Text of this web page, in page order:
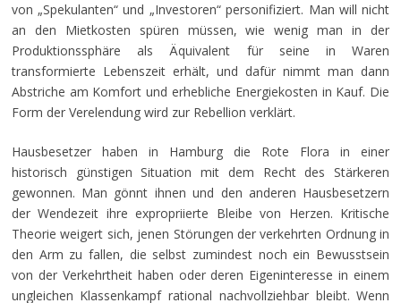
von „Spekulanten“ und „Investoren“ personifiziert. Man will nicht
an den Mietkosten spüren müssen, wie wenig man in der
Produktionssphäre als Äquivalent für seine in Waren
transformierte Lebenszeit erhält, und dafür nimmt man dann
Abstriche am Komfort und erhebliche Energiekosten in Kauf. Die
Form der Verelendung wird zur Rebellion verklärt.
Hausbesetzer haben in Hamburg die Rote Flora in einer
historisch günstigen Situation mit dem Recht des Stärkeren
gewonnen. Man gönnt ihnen und den anderen Hausbesetzern
der Wendezeit ihre expropriierte Bleibe von Herzen. Kritische
Theorie weigert sich, jenen Störungen der verkehrten Ordnung in
den Arm zu fallen, die selbst zumindest noch ein Bewusstsein
von der Verkehrtheit haben oder deren Eigeninteresse in einem
ungleichen Klassenkampf rational nachvollziehbar bleibt. Wenn